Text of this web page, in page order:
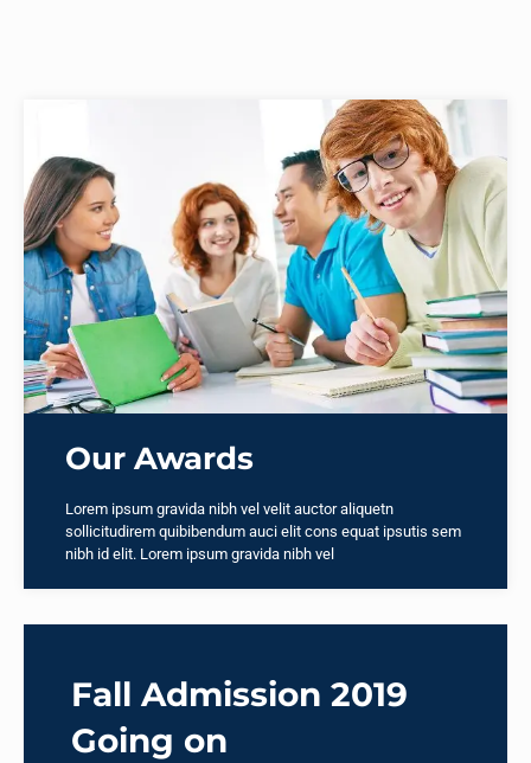
Our Awards
Lorem ipsum gravida nibh vel velit auctor aliquetn
sollicitudirem quibibendum auci elit cons equat ipsutis sem
nibh id elit. Lorem ipsum gravida nibh vel
Fall Admission 2019
Going on